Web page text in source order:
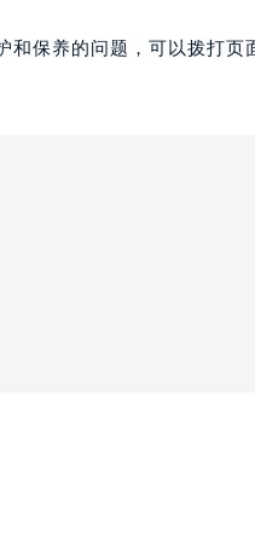
和保养的问题，可以拨打页